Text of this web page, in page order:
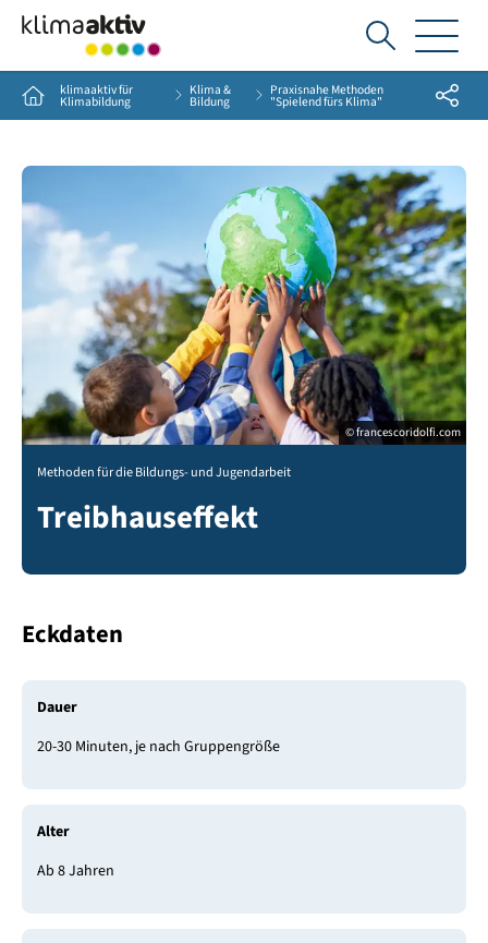
Ich
suche...
Home klimaaktiv für
Klimabildung
Klima &
Bildung
Praxisnahe Methoden
"Spielend fürs Klima" Share
© francescoridolfi.com
Methoden für die Bildungs- und Jugendarbeit
Treibhauseffekt
Eckdaten
Dauer
20-30 Minuten, je nach Gruppengröße
Alter
Ab 8 Jahren